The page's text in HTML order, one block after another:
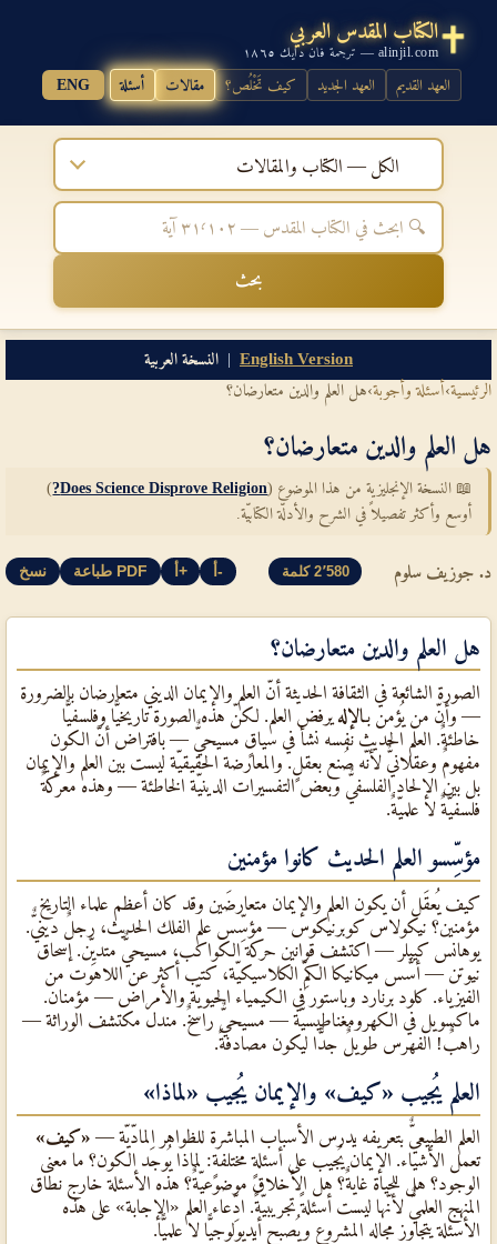
الكتاب المقدس العربي
alinjil.com — ترجمة فان دايك ١٨٦٥
العهد القديم العهد الجديد كيف تَخْلُص؟ مقالات أسئلة ENG
الكل — الكتاب والمقالات
بحث
English Version
| النسخة العربية
الرئيسية›أسئلة وأجوبة›هل العلم والدين متعارضان؟
هل العلم والدين متعارضان؟
📖 النسخة الإنجليزية من هذا الموضوع (Does Science Disprove Religion?
)
أوسع وأكثر تفصيلاً في الشرح والأدلّة الكتابيّة.
د. جوزيف سلوم 2٬580 كلمة نسخ طباعة PDF أ+ أ-
هل العلم والدين متعارضان؟
الصورة الشائعة في الثقافة الحديثة أنّ العلم والإيمان الديني متعارضان بالضرورة
— وأنّ من يُؤمن بـالإله يرفض العلم. لكنّ هذه الصورة تاريخيًّا وفلسفيًّا
خاطئةٌ. العلم الحديث نفسه نشأ في سياقٍ مسيحيٌّ — بافتراض أنّ الكون
مفهومٌ وعقلانيٌّ لأنّه صُنع بعقلٍ. والمعارضة الحقيقيّة ليست بين العلم والإيمان
بل بين الإلحاد الفلسفيٌّ وبعض التفسيرات الدينيّة الخاطئة — وهذه معركةٌ
فلسفيّةٌ لا علميّةٌ.
مؤسِّسو العلم الحديث كانوا مؤمنين
كيف يُعقَل أن يكون العلم والإيمان متعارضَين وقد كان أعظم علماء التاريخ
مؤمنين؟ نيكولاس كوبرنيكوس — مؤسِّس علم الفلك الحديث، رجلٌ دينيٌّ.
يوهانس كيبلر — اكتشف قوانين حركة الكواكب، مسيحيٌّ متديِّن. إسحاق
نيوتن — أسَّس ميكانيكا الكمِّ الكلاسيكيّة، كتب أكثر عن اللاهوت من
الفيزياء. كلود برنارد وباستور في الكيمياء الحيويّة والأمراض — مؤمنان.
ماكسويل في الكهرومغناطيسيّة — مسيحيٌّ راسخٌ. مندل مكتشف الوراثة —
راهبٌ! الفهرس طويلٌ جدًّا ليكون مصادفةً.
العلم يُجيب «كيف» والإيمان يُجيب «لماذا»
العلم الطبيعيٌّ بتعريفه يدرس الأسباب المباشرة للظواهر المادّيّة — «كيف»
تعمل الأشياء. الإيمان يُجيب على أسئلةٍ مختلفةٍ: لماذا يُوجَد الكون؟ ما معنى
الوجود؟ هل للحياة غايةٌ؟ هل الأخلاق موضوعيّةٌ؟ هذه الأسئلة خارج نطاق
المنهج العلميٌّ لأنّها ليست أسئلةً تجريبيّةً. ادِّعاء العلم «الإجابة» على هذه
الأسئلة يتجاوز مجاله المشروع ويُصبح أيديولوجيًّا لا علميًّا.